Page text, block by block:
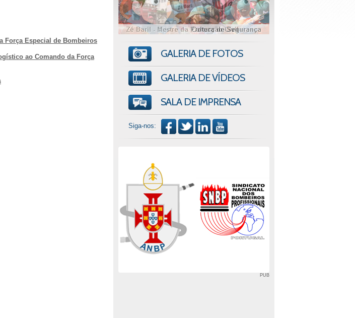
Força Especial de Bombeiros
ao Comando da Força
GALERIA DE FOTOS
GALERIA DE VÍDEOS
SALA DE IMPRENSA
Siga-nos:
PUB